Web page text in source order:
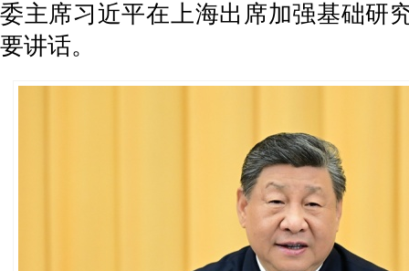
委主席习近平在上海出席加强基础研
要讲话。